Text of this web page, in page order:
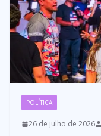
POLÍTICA
26 de julho de 2026